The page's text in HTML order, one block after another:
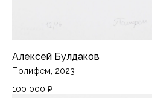
Алексей Булдаков
Полифем, 2023
100 000 ₽
Москва, ЦТИ «Фабрика»,